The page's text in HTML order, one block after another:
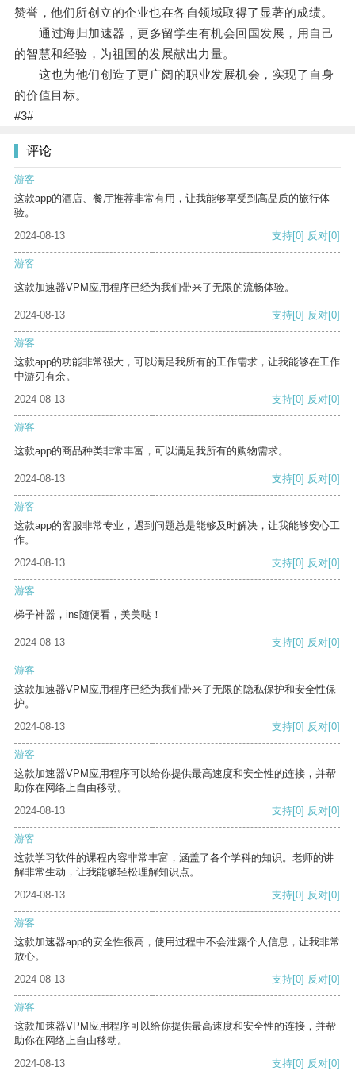
赞誉，他们所创立的企业也在各自领域取得了显著的成绩。
通过海归加速器，更多留学生有机会回国发展，用自己
的智慧和经验，为祖国的发展献出力量。
这也为他们创造了更广阔的职业发展机会，实现了自身
的价值目标。
#3#
评论
游客
这款app的酒店、餐厅推荐非常有用，让我能够享受到高品质的旅行体
验。
2024-08-13
支持[0] 反对[0]
游客
这款加速器VPM应用程序已经为我们带来了无限的流畅体验。
2024-08-13 支持[0] 反对[0]
游客
这款app的功能非常强大，可以满足我所有的工作需求，让我能够在工作
中游刃有余。
2024-08-13
支持[0] 反对[0]
游客
这款app的商品种类非常丰富，可以满足我所有的购物需求。
2024-08-13 支持[0] 反对[0]
游客
这款app的客服非常专业，遇到问题总是能够及时解决，让我能够安心工
作。
2024-08-13
支持[0] 反对[0]
游客
梯子神器，ins随便看，美美哒！
2024-08-13 支持[0] 反对[0]
游客
这款加速器VPM应用程序已经为我们带来了无限的隐私保护和安全性保
护。
2024-08-13
支持[0] 反对[0]
游客
这款加速器VPM应用程序可以给你提供最高速度和安全性的连接，并帮
助你在网络上自由移动。
2024-08-13
支持[0] 反对[0]
游客
这款学习软件的课程内容非常丰富，涵盖了各个学科的知识。老师的讲
解非常生动，让我能够轻松理解知识点。
2024-08-13
支持[0] 反对[0]
游客
这款加速器app的安全性很高，使用过程中不会泄露个人信息，让我非常
放心。
2024-08-13
支持[0] 反对[0]
游客
这款加速器VPM应用程序可以给你提供最高速度和安全性的连接，并帮
助你在网络上自由移动。
2024-08-13
支持[0] 反对[0]